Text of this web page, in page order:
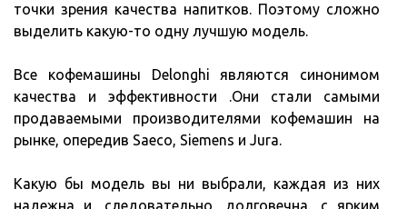
точки зрения качества напитков. Поэтому сложно
выделить какую-то одну лучшую модель.
Все кофемашины Delonghi являются синонимом
качества и эффективности .Они стали самыми
продаваемыми производителями кофемашин на
рынке, опередив Saeco, Siemens и Jura.
Какую бы модель вы ни выбрали, каждая из них
надежна и, следовательно, долговечна, с ярким